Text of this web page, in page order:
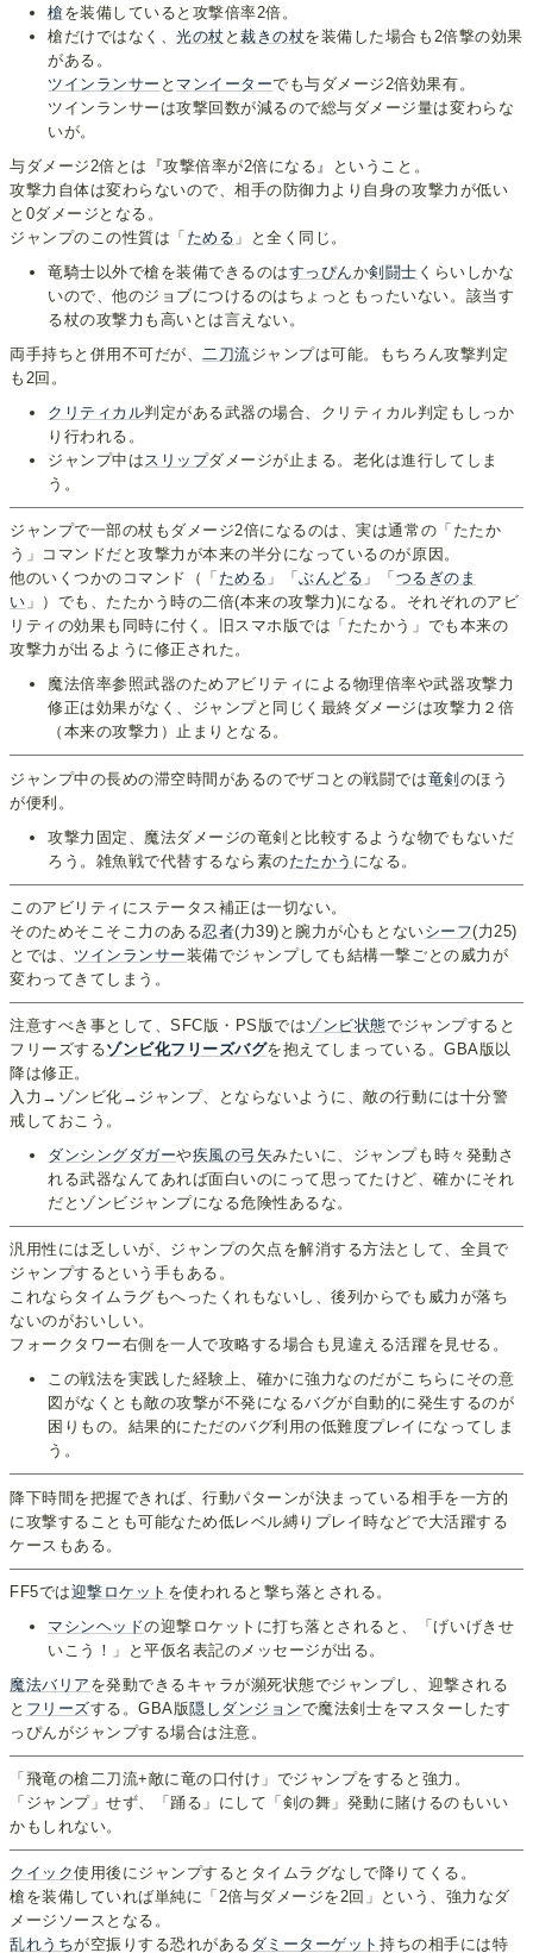
槍 を装備していると攻撃倍率2倍。
槍だけではなく、光の杖 と裁きの杖を装備した場合も2倍撃の効果
がある。
ツインランサー と マンイーターでも与ダメージ2倍効果有。
ツインランサーは攻撃回数が減るので総与ダメージ量は変わらな
いが。
与ダメージ2倍とは『攻撃倍率が2倍になる』ということ。
攻撃力自体は変わらないので、相手の防御力より自身の攻撃力が低い
と0ダメージとなる。
ジャンプのこの性質は「 ためる 」と全く同じ。
竜騎士以外で槍を装備できるのはすっぴんか剣闘士 くらいしかな
いので、他のジョブにつけるのはちょっともったいない。該当す
る杖の攻撃力も高いとは言えない。
両手持ちと併用不可だが、
二刀流ジャンプは可能。もちろん攻撃判定
も2回。
クリティカル判定がある武器の場合、クリティカル判定もしっか
り行われる。
ジャンプ中はスリップダメージが止まる。老化は進行してしま
う。
ジャンプで一部の杖もダメージ2倍になるのは、実は通常の「たたか
う」コマンドだと攻撃力が本来の半分になっているのが原因。
他のいくつかのコマンド（「 ためる 」「ぶんどる 」「 つるぎのま
い 」）でも、たたかう時の二倍(本来の攻撃力)になる。それぞれのアビ
リティの効果も同時に付く。旧スマホ版では「たたかう」でも本来の
攻撃力が出るように修正された。
魔法倍率参照武器のためアビリティによる物理倍率や武器攻撃力
修正は効果がなく、ジャンプと同じく最終ダメージは攻撃力２倍
（本来の攻撃力）止まりとなる。
ジャンプ中の長めの滞空時間があるのでザコとの戦闘では竜剣のほう
が便利。
攻撃力固定、魔法ダメージの竜剣と比較するような物でもないだ
ろう。雑魚戦で代替するなら素のたたかう になる。
このアビリティにステータス補正は一切ない。
そのためそこそこ力のある忍者(力39)と腕力が心もとないシーフ(力25)
とでは、 ツインランサー装備でジャンプしても結構一撃ごとの威力が
変わってきてしまう。
注意すべき事として、SFC版・PS版ではゾンビ状態でジャンプすると
フリーズするゾンビ化フリーズバグを抱えてしまっている。GBA版以
降は修正。
入力→ゾンビ化→ジャンプ、とならないように、敵の行動には十分警
戒しておこう。
ダンシングダガーや疾風の弓矢みたいに、ジャンプも時々発動さ
れる武器なんてあれば面白いのにって思ってたけど、確かにそれ
だとゾンビジャンプになる危険性あるな。
汎用性には乏しいが、ジャンプの欠点を解消する方法として、全員で
ジャンプするという手もある。
これならタイムラグもへったくれもないし、後列からでも威力が落ち
ないのがおいしい。
フォークタワー右側を一人で攻略する場合も見違える活躍を見せる。
この戦法を実践した経験上、確かに強力なのだがこちらにその意
図がなくとも敵の攻撃が不発になるバグが自動的に発生するのが
困りもの。結果的にただのバグ利用の低難度プレイになってしま
う。
降下時間を把握できれば、行動パターンが決まっている相手を一方的
に攻撃することも可能なため低レベル縛りプレイ時などで大活躍する
ケースもある。
FF5では迎撃ロケット を使われると撃ち落とされる。
マシンヘッドの迎撃ロケットに打ち落とされると、「げいげきせ
いこう！」と平仮名表記のメッセージが出る。
魔法バリア を発動できるキャラが瀕死状態でジャンプし、迎撃される
と フリーズする。GBA版隠しダンジョンで魔法剣士をマスターしたす
っぴんがジャンプする場合は注意。
「飛竜の槍二刀流+敵に竜の口付け」でジャンプをすると強力。
「ジャンプ」せず、「踊る」にして「剣の舞」発動に賭けるのもいい
かもしれない。
クイック使用後にジャンプするとタイムラグなしで降りてくる。
槍を装備していれば単純に「2倍与ダメージを2回」という、強力なダ
メージソースとなる。
乱れうちが空振りする恐れがある ダミーターゲット 持ちの相手には特